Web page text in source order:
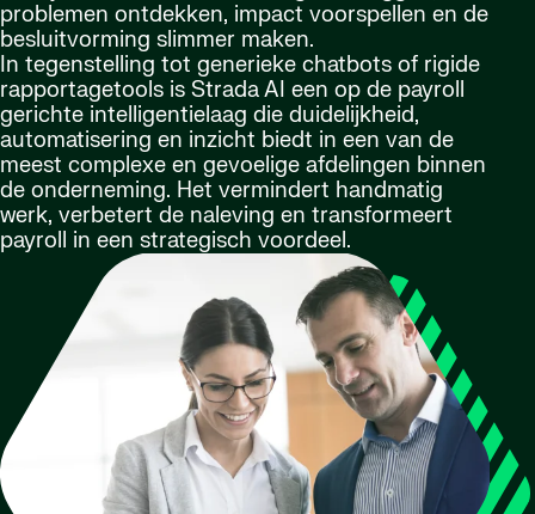
problemen ontdekken, impact voorspellen en de
besluitvorming slimmer maken.
In tegenstelling tot generieke chatbots of rigide
rapportagetools is Strada AI een op de payroll
gerichte intelligentielaag die duidelijkheid,
automatisering en inzicht biedt in een van de
meest complexe en gevoelige afdelingen binnen
de onderneming. Het vermindert handmatig
werk, verbetert de naleving en transformeert
payroll in een strategisch voordeel.